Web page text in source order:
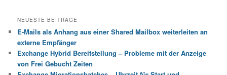
NEUESTE BEITRÄGE
E-Mails als Anhang aus einer Shared Mailbox weiterleiten an
externe Empfänger
Exchange Hybrid Bereitstellung – Probleme mit der Anzeige
von Frei Gebucht Zeiten